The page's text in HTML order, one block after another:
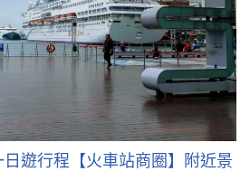
遊行程【火車站商圈】附近景